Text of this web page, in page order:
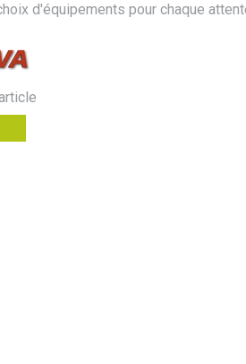
d'équipements pour chaque